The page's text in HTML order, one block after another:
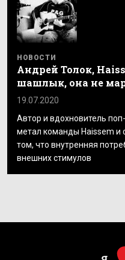
НОВОСТИ
Андрей Толок,
шашлык, она не
19.07.2020
Автор и вдохновитель
метал команды Haissem и
том, что внутренняя
внешних стимулов